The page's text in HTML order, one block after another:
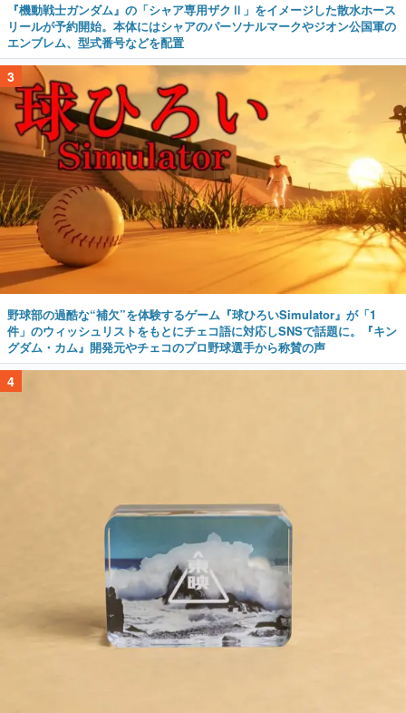
『機動戦士ガンダム』の「シャア専用ザクⅡ」をイメージした散水ホース
リールが予約開始。本体にはシャアのパーソナルマークやジオン公国軍の
エンブレム、型式番号などを配置
3
野球部の過酷な“補欠”を体験するゲーム『球ひろいSimulator』が「1
件」のウィッシュリストをもとにチェコ語に対応しSNSで話題に。『キン
グダム・カム』開発元やチェコのプロ野球選手から称賛の声
4